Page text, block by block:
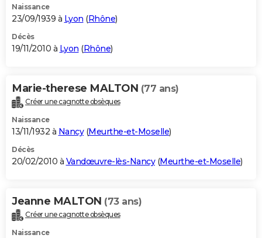
Naissance
23/09/1939 à Lyon (Rhône)
Décès
19/11/2010 à Lyon (Rhône)
Marie-therese MALTON (77 ans)
Créer une cagnotte obsèques
Naissance
13/11/1932 à Nancy(Meurthe-et-Moselle)
Décès
20/02/2010 à Vandœuvre-lès-Nancy(Meurthe-et-Moselle)
Jeanne MALTON (73 ans)
Créer une cagnotte obsèques
Naissance